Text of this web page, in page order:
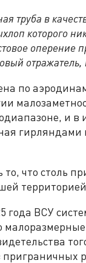
труба в
которого
оперение
по
и в
гирляндами
то, что столь
года ВСУ